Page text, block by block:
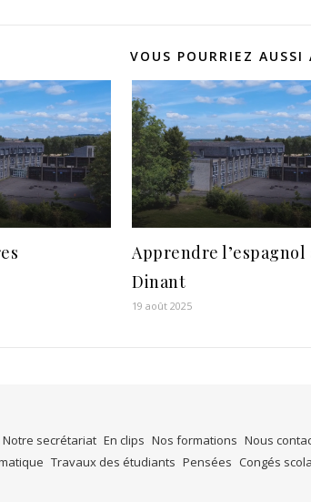
VOUS POURRIEZ AUSSI
Apprendre l’espagnol
Dinant
19 août 2025
Notre secrétariat En clips Nos formations Nous
Travaux des étudiants Pensées Congés